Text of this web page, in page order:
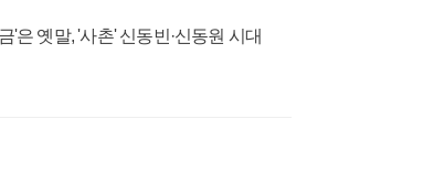
'은 옛말, '사촌' 신동빈·신동원 시대